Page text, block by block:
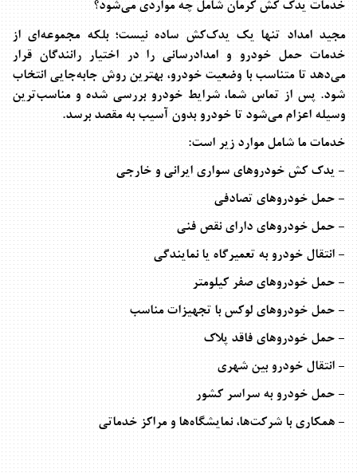
خدمات یدک کش کرمان شامل چه مواردی می‌شود؟
مجید امداد تنها یک یدک‌کش ساده نیست؛ بلکه مجموعه‌ای از
خدمات حمل خودرو و امدادرسانی را در اختیار رانندگان قرار
می‌دهد تا متناسب با وضعیت خودرو، بهترین روش جابه‌جایی انتخاب
شود. پس از تماس شما، شرایط خودرو بررسی شده و مناسب‌ترین
وسیله اعزام می‌شود تا خودرو بدون آسیب به مقصد برسد.
خدمات ما شامل موارد زیر است:
- یدک کش خودروهای سواری ایرانی و خارجی
- حمل خودروهای تصادفی
- حمل خودروهای دارای نقص فنی
- انتقال خودرو به تعمیرگاه یا نمایندگی
- حمل خودروهای صفر کیلومتر
- حمل خودروهای لوکس با تجهیزات مناسب
- حمل خودروهای فاقد پلاک
- انتقال خودرو بین شهری
- حمل خودرو به سراسر کشور
- همکاری با شرکت‌ها، نمایشگاه‌ها و مراکز خدماتی